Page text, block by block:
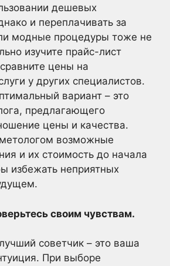
дешевых
и переплачивать за
модные процедуры тоже не
изучите прайс-лист
цены на
у других специалистов.
вариант – это
предлагающего
цены и качества.
возможные
и их стоимость до начала
избежать неприятных
своим чувствам.
советчик – это ваша
При выборе